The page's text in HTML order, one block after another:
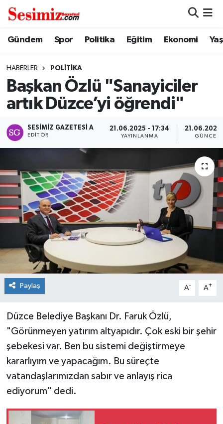
Gündem Spor Politika Eğitim Ekonomi
HABERLER POLITIKA
Başkan Özlü "Sanayiciler
artık Düzce’yi öğrendi"
SESIMIZ GAZETESI A
EDITÖR
21.06.2025 - 17:34
YAYINLANMA
21.06.2025
Paylaş A- A+
Düzce Belediye Başkanı Dr. Faruk Özlü,
"Görünmeyen yatırım altyapıdır. Çok eski bir şehir
şebekesi var. Ben bu sistemi değiştirmeye
kararlıyım ve yapacağım. Bu süreçte
vatandaşlarımızdan sabır ve anlayış rica
ediyorum" dedi.
Dünya
Ekonomi
Gündem
Politika
Sağlık
Spor
Teknoloji
Tokat Haberleri
Yaşam
Nöbetçi Eczaneler
Hava Durumu
Namaz Vakitleri
Süper Lig Puan Durumu ve Fikstür
Son Dakika Haberleri
Haber Arşivi